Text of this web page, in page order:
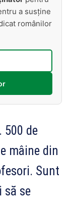
a susține
românilor
de
mâine din
Sunt
să se